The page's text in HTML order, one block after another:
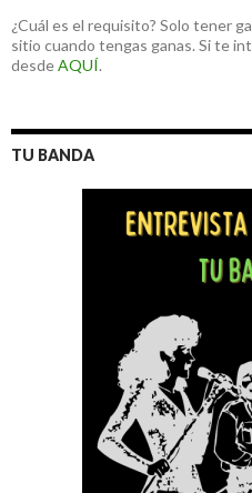
¿Cuál es el requisito? Solo tener
sitio cuando tengas ganas. Si te
desdeAQUÍ.
TU BANDA